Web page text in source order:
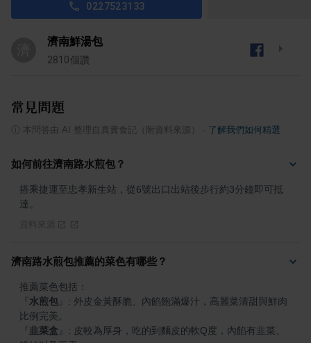
0227523133
濟南鮮湯包
2810個讚
常見問題
本問答由 AI 整理自真實食記（附資料來源） 了解我們如何精選
如何前往濟南路水煎包？
搭乘捷運至忠孝新生站，從6號出口出站後步行約3分鐘即可抵
達。
濟南路水煎包推薦的菜色有哪些？
水煎包
: 外皮金黃酥脆、內餡飽滿爆汁，高麗菜清甜與鮮肉
韭菜盒
: 皮較為厚身，吃的到麵皮的軟Q度，內餡有韭菜、